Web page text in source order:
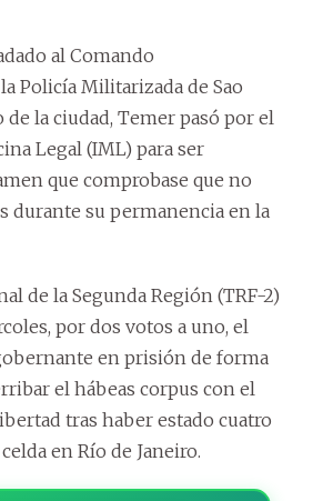
al Comando
Policía Militarizada de Sao
de la ciudad, Temer pasó por el
Legal (IML) para ser
que comprobase que no
durante su permanencia en la
de la Segunda Región (TRF-2)
por dos votos a uno, el
en prisión de forma
el hábeas corpus con el
tras haber estado cuatro
en Río de Janeiro.